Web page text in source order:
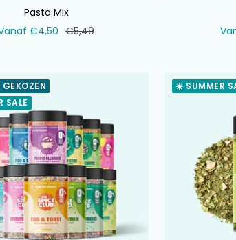
Pasta Mix
€4,50 Normale
€5,49
SALE
☀️ SUMMER